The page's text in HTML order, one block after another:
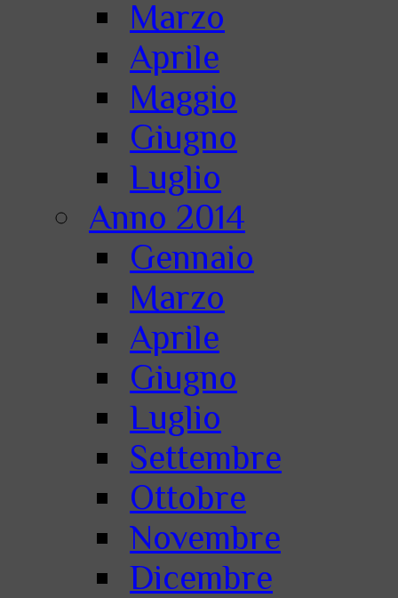
Marzo
Aprile
Maggio
Giugno
Luglio
Anno 2014
Gennaio
Marzo
Aprile
Giugno
Luglio
Settembre
Ottobre
Novembre
Dicembre